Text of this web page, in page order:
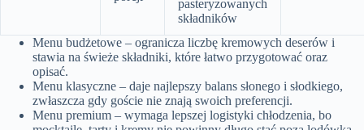
pasteryzowanych
składników
Menu budżetowe – ogranicza liczbę kremowych deserów i
stawia na świeże składniki, które łatwo przygotować oraz
opisać.
Menu klasyczne – daje najlepszy balans słonego i słodkiego,
zwłaszcza gdy goście nie znają swoich preferencji.
Menu premium – wymaga lepszej logistyki chłodzenia, bo